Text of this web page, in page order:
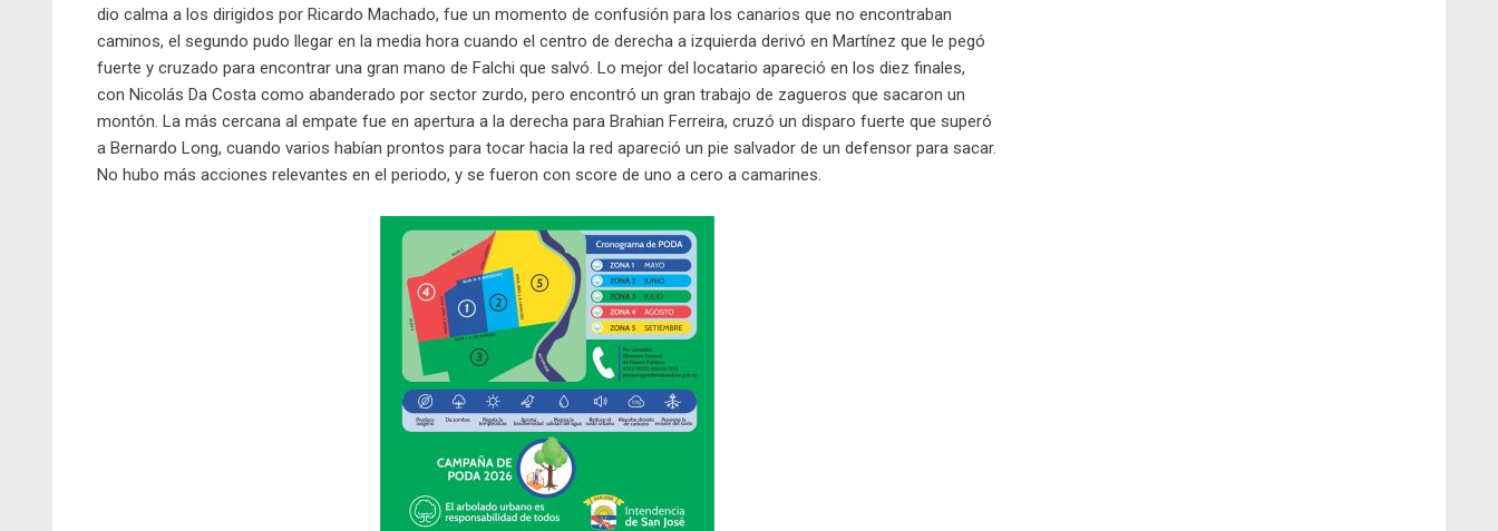
dio calma a los dirigidos por Ricardo Machado, fue un momento de confusión para los canarios que no encontraban
caminos, el segundo pudo llegar en la media hora cuando el centro de derecha a izquierda derivó en Martínez que le pegó
fuerte y cruzado para encontrar una gran mano de Falchi que salvó. Lo mejor del locatario apareció en los diez finales,
con Nicolás Da Costa como abanderado por sector zurdo, pero encontró un gran trabajo de zagueros que sacaron un
montón. La más cercana al empate fue en apertura a la derecha para Brahian Ferreira, cruzó un disparo fuerte que superó
a Bernardo Long, cuando varios habían prontos para tocar hacia la red apareció un pie salvador de un defensor para sacar.
No hubo más acciones relevantes en el periodo, y se fueron con score de uno a cero a camarines.